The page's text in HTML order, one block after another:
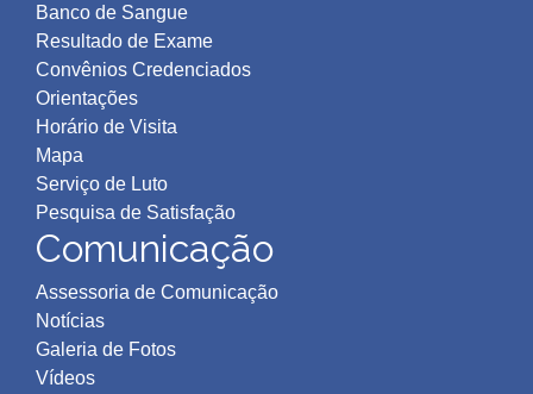
Banco de Sangue
Resultado de Exame
Convênios Credenciados
Orientações
Horário de Visita
Mapa
Serviço de Luto
Pesquisa de Satisfação
Comunicação
Assessoria de Comunicação
Notícias
Galeria de Fotos
Vídeos